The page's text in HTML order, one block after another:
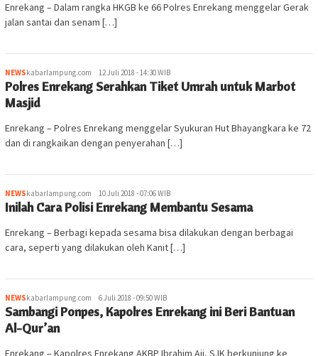
Enrekang – Dalam rangka HKGB ke 66 Polres Enrekang menggelar Gerak
jalan santai dan senam […]
NEWSkabarlampung.com 12 Juli 2018 - 14:30 WIB
Polres Enrekang Serahkan Tiket Umrah untuk Marbot
Masjid
Enrekang – Polres Enrekang menggelar Syukuran Hut Bhayangkara ke 72
dan di rangkaikan dengan penyerahan […]
NEWSkabarlampung.com 10 Juli 2018 - 07:06 WIB
Inilah Cara Polisi Enrekang Membantu Sesama
Enrekang – Berbagi kepada sesama bisa dilakukan dengan berbagai
cara, seperti yang dilakukan oleh Kanit […]
NEWSkabarlampung.com 6 Juli 2018 - 09:50 WIB
Sambangi Ponpes, Kapolres Enrekang ini Beri Bantuan
Al-Qur’an
Enrekang – Kapolres Enrekang AKBP Ibrahim Aji, S.IK berkunjung ke